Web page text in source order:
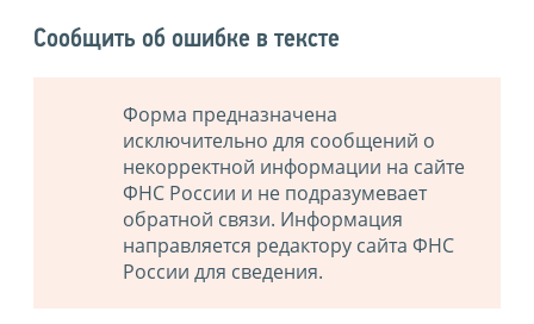
Сообщить об ошибке в тексте
Форма предназначена
исключительно для сообщений о
некорректной информации на сайте
ФНС России и не подразумевает
обратной связи. Информация
направляется редактору сайта ФНС
России для сведения.